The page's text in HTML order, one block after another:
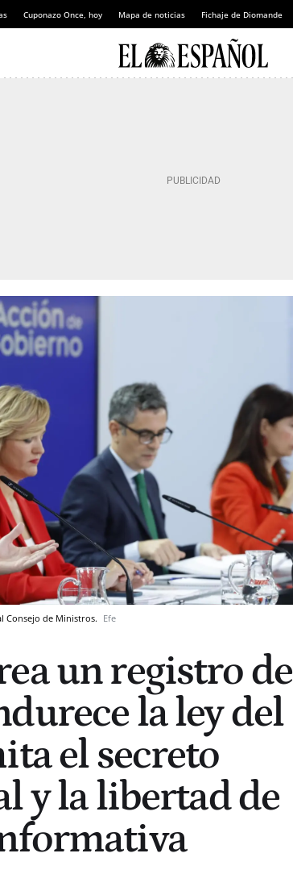
Cuponazo Once, hoy Mapa de noticias Fichaje de Diomande
Consejo de Ministros. Efe
un registro de
la ley del
el secreto
y la libertad de